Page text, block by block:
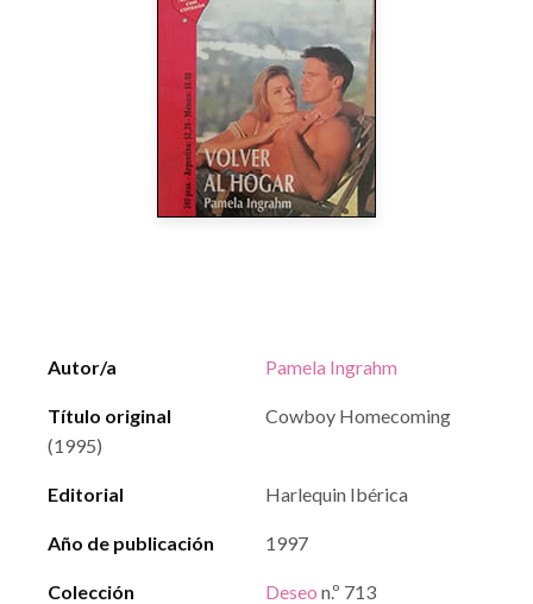
Autor/a Pamela Ingrahm
Título original
Cowboy Homecoming
(1995)
Editorial Harlequin Ibérica
Año de publicación 1997
Colección Deseo n.º 713